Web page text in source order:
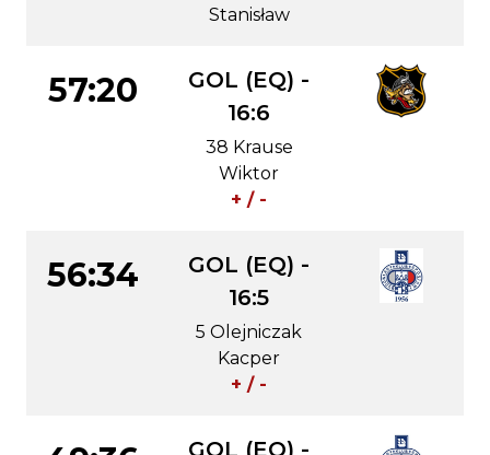
Stanisław
57:20
GOL (EQ) -
16:6
38 Krause
Wiktor
+ / -
56:34
GOL (EQ) -
16:5
5 Olejniczak
Kacper
+ / -
GOL (EQ) -